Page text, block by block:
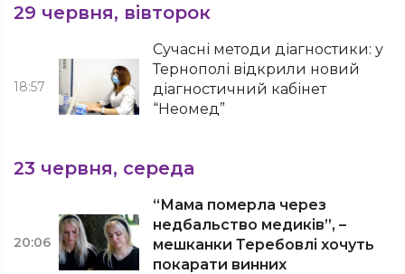
29 червня, вівторок
18:57
Сучасні методи діагностики: у
Тернополі відкрили новий
діагностичний кабінет
“Неомед”
23 червня, середа
20:06
“Мама померла через
недбальство медиків”, –
мешканки Теребовлі хочуть
покарати винних